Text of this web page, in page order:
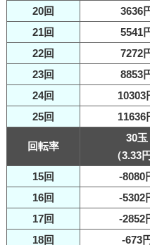
20回
3636
21回
5541
22回
7272
23回
8853
24回
10303
25回
11636
回転率
30玉
（3.33
15回
-8080
16回
-5302
17回
-2852
18回
-673